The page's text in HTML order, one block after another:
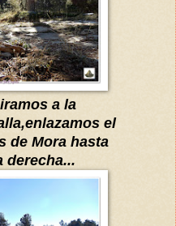
a la
el
de Mora hasta
derecha...